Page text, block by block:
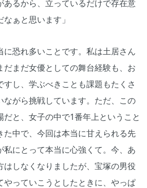
あるから、立っているだけで存在意
ぁと思います」
に恐れ多いことです。私は土居さん
だまだ女優としての舞台経験も、お
し、学ぶべきことも課題もたくさ
ながら挑戦しています。ただ、この
と、女子の中で1番年上ということ
た中で、今回は本当に甘えられる先
私にとって本当に心強くて。今、あ
はしなくなりましたが、宝塚の男役
やっていこうとしたときに、やっぱ